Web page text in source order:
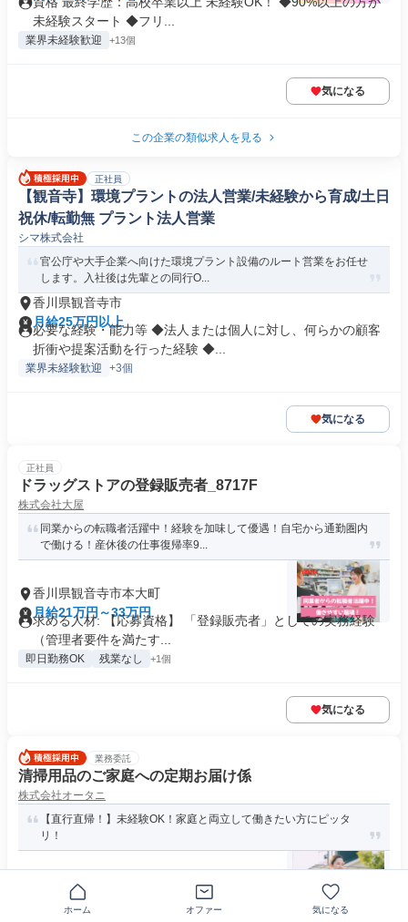
未経験スタート ◆フリ...
業界未経験歓迎 +13個
気になる
この企業の類似求人を見る
正社員
【観音寺】環境プラントの法人営業/未経験から育成/土日
祝休/転勤無 プラント法人営業
シマ株式会社
官公庁や大手企業へ向けた環境プラント設備のルート営業をお任せ
します。入社後は先輩との同行O...
香川県観音寺市
月給25万円以上
必要な経験・能力等 ◆法人または個人に対し、何らかの顧客
折衝や提案活動を行った経験 ◆...
業界未経験歓迎 +3個
気になる
正社員
ドラッグストアの登録販売者_8717F
株式会社大屋
同業からの転職者活躍中！経験を加味して優遇！自宅から通勤圏内
で働ける！産休後の仕事復帰率9...
香川県観音寺市本大町
月給21万円～33万円
求める人材: 【応募資格】 「登録販売者」としての実務経験
（管理者要件を満たす...
即日勤務OK 残業なし +1個
気になる
業務委託
清掃用品のご家庭への定期お届け係
株式会社オータニ
【直行直帰！】未経験OK！家庭と両立して働きたい方にピッタ
リ！
〒768-0033香川県観音寺市新田町
完全歩合制
資格 要普通自動車運転免許,未経験者歓迎,長期できる方 ＼以
ホーム オファー 気になる